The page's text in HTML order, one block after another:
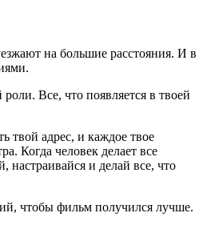
на большие расстояния. И в
Все, что появляется в твоей
твой адрес, и каждое твое
Когда человек делает все
и делай все, что
чтобы фильм получился лучше.